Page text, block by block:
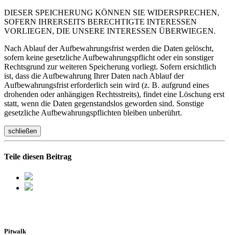
DIESER SPEICHERUNG KÖNNEN SIE WIDERSPRECHEN,
SOFERN IHRERSEITS BERECHTIGTE INTERESSEN
VORLIEGEN, DIE UNSERE INTERESSEN ÜBERWIEGEN.
Nach Ablauf der Aufbewahrungsfrist werden die Daten gelöscht,
sofern keine gesetzliche Aufbewahrungspflicht oder ein sonstiger
Rechtsgrund zur weiteren Speicherung vorliegt. Sofern ersichtlich
ist, dass die Aufbewahrung Ihrer Daten nach Ablauf der
Aufbewahrungsfrist erforderlich sein wird (z. B. aufgrund eines
drohenden oder anhängigen Rechtsstreits), findet eine Löschung erst
statt, wenn die Daten gegenstandslos geworden sind. Sonstige
gesetzliche Aufbewahrungspflichten bleiben unberührt.
schließen
Teile diesen Beitrag
Pitwalk